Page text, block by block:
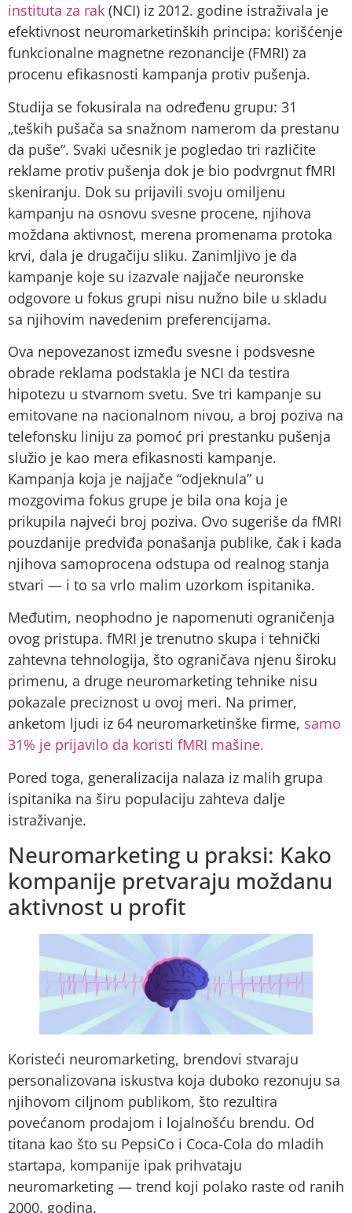
instituta za rak (NCI) iz 2012. godine istraživala je
efektivnost neuromarketinških principa: korišćenje
funkcionalne magnetne rezonancije (FMRI) za
procenu efikasnosti kampanja protiv pušenja.
Studija se fokusirala na određenu grupu: 31
„teških pušača sa snažnom namerom da prestanu
da puše“. Svaki učesnik je pogledao tri različite
reklame protiv pušenja dok je bio podvrgnut fMRI
skeniranju. Dok su prijavili svoju omiljenu
kampanju na osnovu svesne procene, njihova
moždana aktivnost, merena promenama protoka
krvi, dala je drugačiju sliku. Zanimljivo je da
kampanje koje su izazvale najjače neuronske
odgovore u fokus grupi nisu nužno bile u skladu
sa njihovim navedenim preferencijama.
Ova nepovezanost između svesne i podsvesne
obrade reklama podstakla je NCI da testira
hipotezu u stvarnom svetu. Sve tri kampanje su
emitovane na nacionalnom nivou, a broj poziva na
telefonsku liniju za pomoć pri prestanku pušenja
služio je kao mera efikasnosti kampanje.
Kampanja koja je najjače “odjeknula” u
mozgovima fokus grupe je bila ona koja je
prikupila najveći broj poziva. Ovo sugeriše da fMRI
pouzdanije predviđa ponašanja publike, čak i kada
njihova samoprocena odstupa od realnog stanja
stvari — i to sa vrlo malim uzorkom ispitanika.
Međutim, neophodno je napomenuti ograničenja
ovog pristupa. fMRI je trenutno skupa i tehnički
zahtevna tehnologija, što ograničava njenu široku
primenu, a druge neuromarketing tehnike nisu
pokazale preciznost u ovoj meri. Na primer,
anketom ljudi iz 64 neuromarketinške firme, samo
31% je prijavilo da koristi fMRI mašine.
Pored toga, generalizacija nalaza iz malih grupa
ispitanika na širu populaciju zahteva dalje
istraživanje.
Neuromarketing u praksi: Kako
kompanije pretvaraju moždanu
aktivnost u profit
Koristeći neuromarketing, brendovi stvaraju
personalizovana iskustva koja duboko rezonuju sa
njihovom ciljnom publikom, što rezultira
povećanom prodajom i lojalnošću brendu. Od
titana kao što su PepsiCo i Coca-Cola do mladih
startapa, kompanije ipak prihvataju
neuromarketing — trend koji polako raste od ranih
2000. godina.